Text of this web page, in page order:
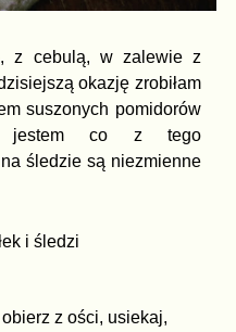
z cebulą, w zalewie z
okazję zrobiłam
suszonych pomidorów
jestem co z tego
śledzie są niezmienne
i śledzi
z ości, usiekaj,